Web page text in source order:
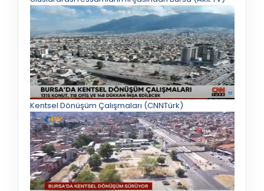
Kentsel Dönüşüm Çalışmaları (CNNTürk)